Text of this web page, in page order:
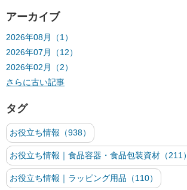
アーカイブ
2026年08月（1）
2026年07月（12）
2026年02月（2）
さらに古い記事
タグ
お役立ち情報（938）
お役立ち情報｜食品容器・食品包装資材（211）
お役立ち情報｜ラッピング用品（110）